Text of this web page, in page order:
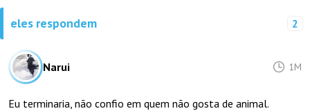
eles respondem 2
Narui 1M
Eu terminaria, não confio em quem não gosta de animal.